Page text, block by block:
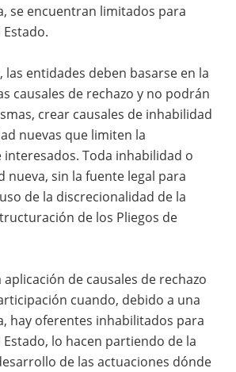
se encuentran limitados para
las entidades deben basarse en la
causales de rechazo y no podrán
crear causales de inhabilidad
nuevas que limiten la
Toda inhabilidad o
nueva, sin la fuente legal para
de la discrecionalidad de la
de los Pliegos de
de causales de rechazo
cuando, debido a una
hay oferentes inhabilitados para
lo hacen partiendo de la
de las actuaciones dónde